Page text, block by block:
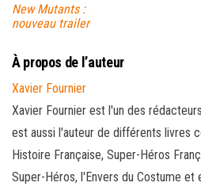
New Mutants :
nouveau trailer
À propos de l’auteur
Xavier Fournier
Xavier Fournier est l'un des
est aussi l'auteur de différents livres
Histoire Française, Super-Héros
Super-Héros, l'Envers du Costume et